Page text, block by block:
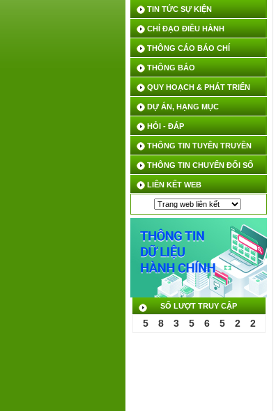
TIN TỨC SỰ KIỆN
CHỈ ĐẠO ĐIỀU HÀNH
THÔNG CÁO BÁO CHÍ
THÔNG BÁO
QUY HOẠCH & PHÁT TRIỂN
DỰ ÁN, HẠNG MỤC
HỎI - ĐÁP
THÔNG TIN TUYÊN TRUYỀN
THÔNG TIN CHUYỂN ĐỔI SỐ
LIÊN KẾT WEB
SỐ LƯỢT TRUY CẬP
5 8 3 5 6 5 2 2